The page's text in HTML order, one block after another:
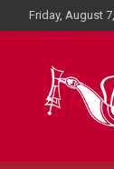
to
Friday, August